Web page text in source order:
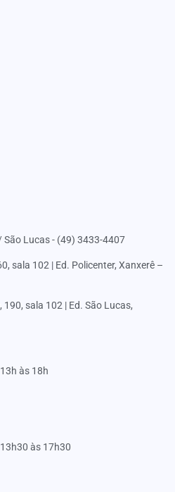
Lucas - (49) 3433-4407
sala 102 | Ed. Policenter, Xanxerê –
sala 102 | Ed. São Lucas,
às 18h
às 17h30